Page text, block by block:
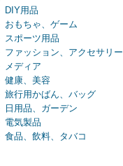
DIY用品
おもちゃ、ゲーム
スポーツ用品
ファッション、アクセサリー
メディア
健康、美容
旅行用かばん、バッグ
日用品、ガーデン
電気製品
食品、飲料、タバコ